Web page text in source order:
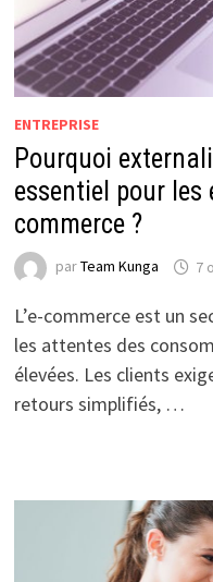
ENTREPRISE
Pourquoi
essentiel pour les
commerce ?
parTeam Kunga 7
L’e-commerce est un
les attentes des
élevées. Les clients
retours simplifiés, …